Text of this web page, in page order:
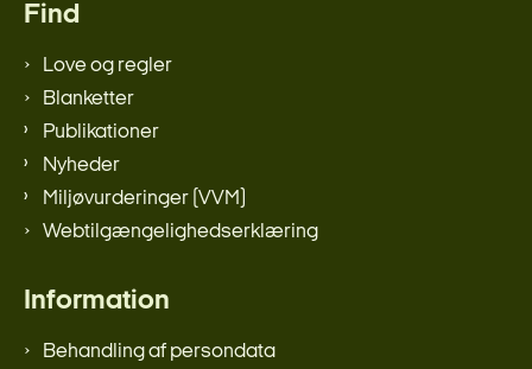
Find
Love og regler
Blanketter
Publikationer
Nyheder
Miljøvurderinger (VVM)
Webtilgængelighedserklæring
Information
Behandling af persondata